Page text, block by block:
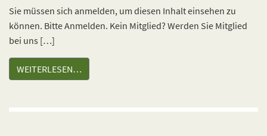
Sie müssen sich anmelden, um diesen Inhalt einsehen zu
können. Bitte Anmelden. Kein Mitglied? Werden Sie Mitglied
bei uns […]
WEITERLESEN…